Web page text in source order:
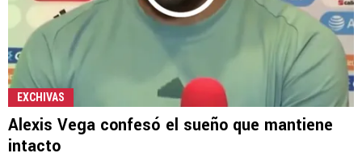
EXCHIVAS
Alexis Vega confesó el sueño que mantiene
intacto